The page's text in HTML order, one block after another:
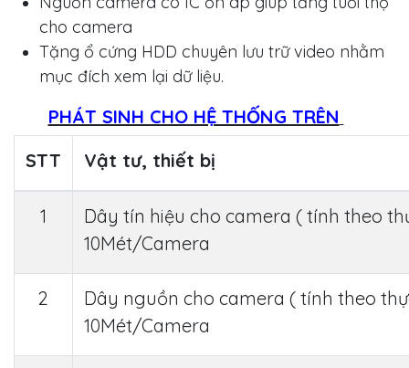
cho camera
Tặng ổ cứng HDD chuyên lưu trữ video nhằm
mục đích xem lại dữ liệu.
PHÁT SINH CHO HỆ THỐNG TRÊN
STT
Vật tư, thiết bị
1
Dây tín hiệu cho camera ( tính theo
10Mét/Camera
2
Dây nguồn cho camera ( tính theo
10Mét/Camera